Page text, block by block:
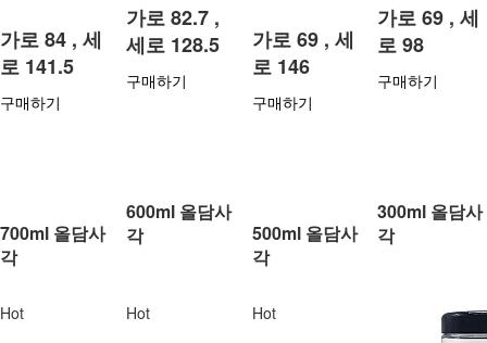
가로 84 , 세
로 141.5
구매하기
700ml 올담사
각
가로 82.7 ,
세로 128.5
구매하기
600ml 올담사
각
가로 69 , 세
로 146
구매하기
500ml 올담사
각
가로 69 , 세
로 98
구매하기
300ml 올담사
각
Hot Hot Hot